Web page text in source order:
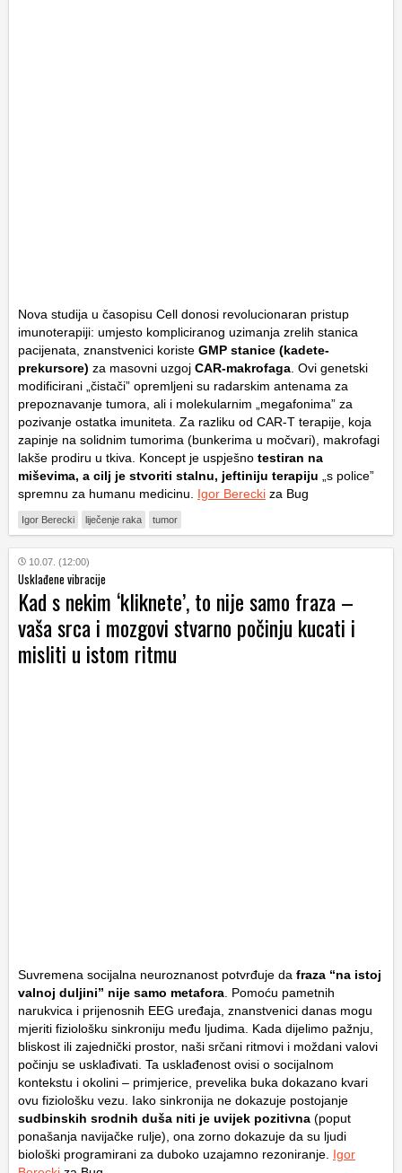
Nova studija u časopisu Cell donosi revolucionaran pristup
imunoterapiji: umjesto kompliciranog uzimanja zrelih stanica
pacijenata, znanstvenici koriste GMP stanice (kadete-
prekursore) za masovni uzgoj CAR-makrofaga. Ovi genetski
modificirani „čistači” opremljeni su radarskim antenama za
prepoznavanje tumora, ali i molekularnim „megafonima” za
pozivanje ostatka imuniteta. Za razliku od CAR-T terapije, koja
zapinje na solidnim tumorima (bunkerima u močvari), makrofagi
lakše prodiru u tkiva. Koncept je uspješno testiran na
miševima, a cilj je stvoriti stalnu, jeftiniju terapiju „s police”
spremnu za humanu medicinu. Igor Berecki za Bug
Igor Berecki liječenje raka tumor
10.07. (12:00)
Usklađene vibracije
Kad s nekim ‘kliknete’, to nije samo fraza –
vaša srca i mozgovi stvarno počinju kucati i
misliti u istom ritmu
Suvremena socijalna neuroznanost potvrđuje da fraza “na istoj
valnoj duljini” nije samo metafora . Pomoću pametnih
narukvica i prijenosnih EEG uređaja, znanstvenici danas mogu
mjeriti fiziološku sinkroniju među ljudima. Kada dijelimo pažnju,
bliskost ili zajednički prostor, naši srčani ritmovi i moždani valovi
počinju se usklađivati. Ta usklađenost ovisi o socijalnom
kontekstu i okolini – primjerice, prevelika buka dokazano kvari
ovu fiziološku vezu. Iako sinkronija ne dokazuje postojanje
sudbinskih srodnih duša niti je uvijek pozitivna (poput
ponašanja navijačke rulje), ona zorno dokazuje da su ljudi
biološki programirani za duboko uzajamno rezoniranje. Igor